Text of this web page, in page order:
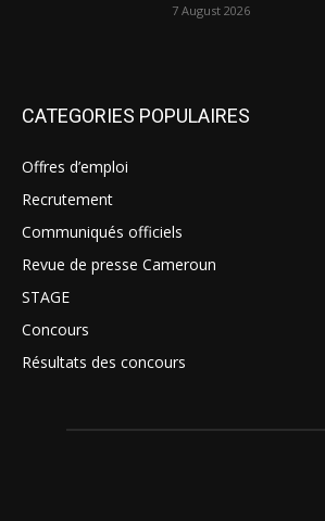
7 August 2026
CATEGORIES POPULAIRES
Offres d’emploi
Recrutement
Communiqués officiels
Revue de presse Cameroun
STAGE
Concours
Résultats des concours